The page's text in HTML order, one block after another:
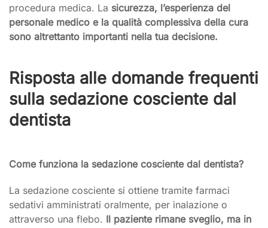
procedura medica. La sicurezza, l’esperienza del
personale medico e la qualità complessiva della cura
sono altrettanto importanti nella tua decisione.
Risposta alle domande frequenti
sulla sedazione cosciente dal
dentista
Come funziona la sedazione cosciente dal dentista?
La sedazione cosciente si ottiene tramite farmaci
sedativi amministrati oralmente, per inalazione o
attraverso una flebo. Il paziente rimane sveglio, ma in